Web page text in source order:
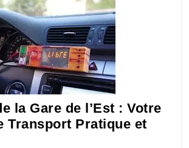
la Gare de l’Est : Votre
Transport Pratique et